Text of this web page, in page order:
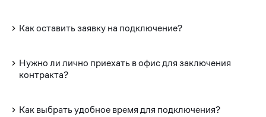
Как оставить заявку на подключение?
Нужно ли лично приехать в офис для заключения
контракта?
Как выбрать удобное время для подключения?